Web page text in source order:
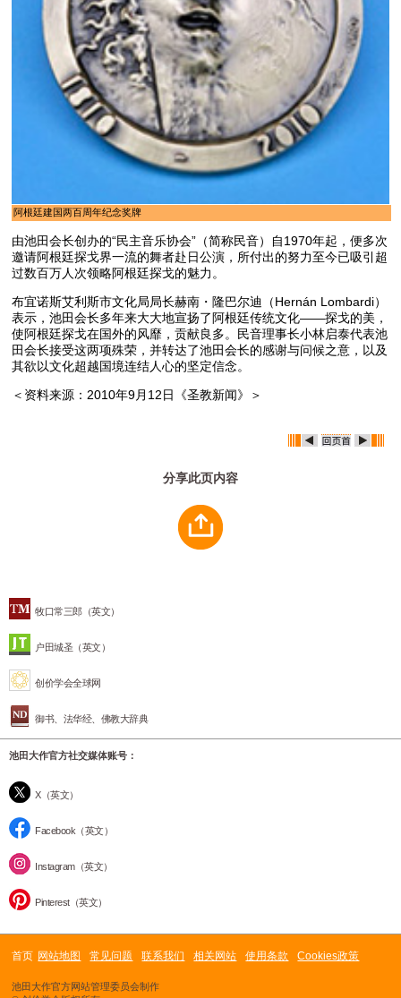
牧口常三郎（英文）
户田城圣（英文）
创价学会全球网
御书、法华经、佛教大辞典
池田大作官方社交媒体账号：
X（英文）
Facebook（英文）
Instagram（英文）
Pinterest（英文）
阿根廷建国两百周年纪念奖牌
由池田会长创办的“民主音乐协会”（简称民音）自1970年起，便多次
邀请阿根廷探戈界一流的舞者赴日公演，所付出的努力至今已吸引超
过数百万人次领略阿根廷探戈的魅力。
布宜诺斯艾利斯市文化局局长赫南・隆巴尔迪（Hernán Lombardi）
表示，池田会长多年来大大地宣扬了阿根廷传统文化——探戈的美，
使阿根廷探戈在国外的风靡，贡献良多。民音理事长小林启泰代表池
田会长接受这两项殊荣，并转达了池田会长的感谢与问候之意，以及
其欲以文化超越国境连结人心的坚定信念。
＜资料来源：2010年9月12日《圣教新闻》＞
分享此页内容
首页 网站地图 常见问题 联系我们 相关网站 使用条款 Cookies政策
池田大作官方网站管理委员会制作